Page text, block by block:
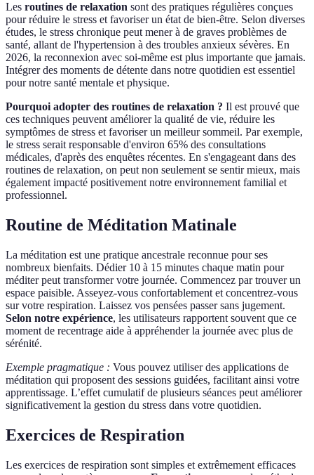
Les routines de relaxation sont des pratiques régulières conçues
pour réduire le stress et favoriser un état de bien-être. Selon diverses
études, le stress chronique peut mener à de graves problèmes de
santé, allant de l'hypertension à des troubles anxieux sévères. En
2026, la reconnexion avec soi-même est plus importante que jamais.
Intégrer des moments de détente dans notre quotidien est essentiel
pour notre santé mentale et physique.
Pourquoi adopter des routines de relaxation ? Il est prouvé que
ces techniques peuvent améliorer la qualité de vie, réduire les
symptômes de stress et favoriser un meilleur sommeil. Par exemple,
le stress serait responsable d'environ 65% des consultations
médicales, d'après des enquêtes récentes. En s'engageant dans des
routines de relaxation, on peut non seulement se sentir mieux, mais
également impacté positivement notre environnement familial et
professionnel.
Routine de Méditation Matinale
La méditation est une pratique ancestrale reconnue pour ses
nombreux bienfaits. Dédier 10 à 15 minutes chaque matin pour
méditer peut transformer votre journée. Commencez par trouver un
espace paisible. Asseyez-vous confortablement et concentrez-vous
sur votre respiration. Laissez vos pensées passer sans jugement.
Selon notre expérience, les utilisateurs rapportent souvent que ce
moment de recentrage aide à appréhender la journée avec plus de
sérénité.
Exemple pragmatique : Vous pouvez utiliser des applications de
méditation qui proposent des sessions guidées, facilitant ainsi votre
apprentissage. L’effet cumulatif de plusieurs séances peut améliorer
significativement la gestion du stress dans votre quotidien.
Exercices de Respiration
Les exercices de respiration sont simples et extrêmement efficaces